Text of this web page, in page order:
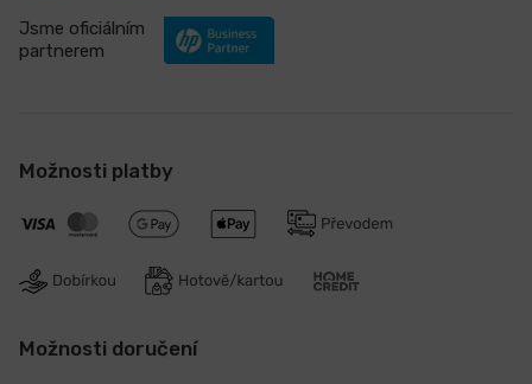
Jsme oficiálním
partnerem
Možnosti platby
Možnosti doručení